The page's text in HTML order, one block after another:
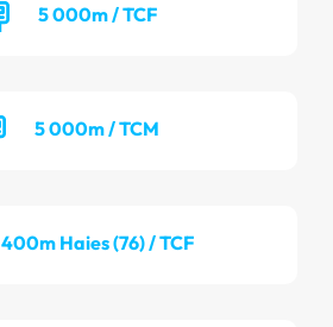
5 000m / TCF
5 000m / TCM
400m Haies (76) / TCF